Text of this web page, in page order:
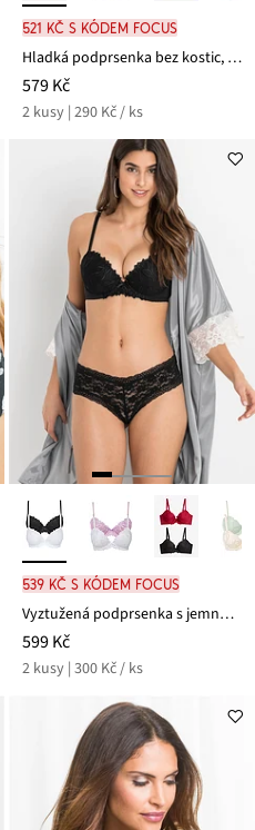
521 Kč s kódem FOCUS
Hladká podprsenka bez kostic, s bavlnou (2 ks v balení)
579 Kč
2 kusy | 290 Kč / ks
539 Kč s kódem FOCUS
Vyztužená podprsenka s jemnou výšivkou (2 ks v balení)
599 Kč
2 kusy | 300 Kč / ks